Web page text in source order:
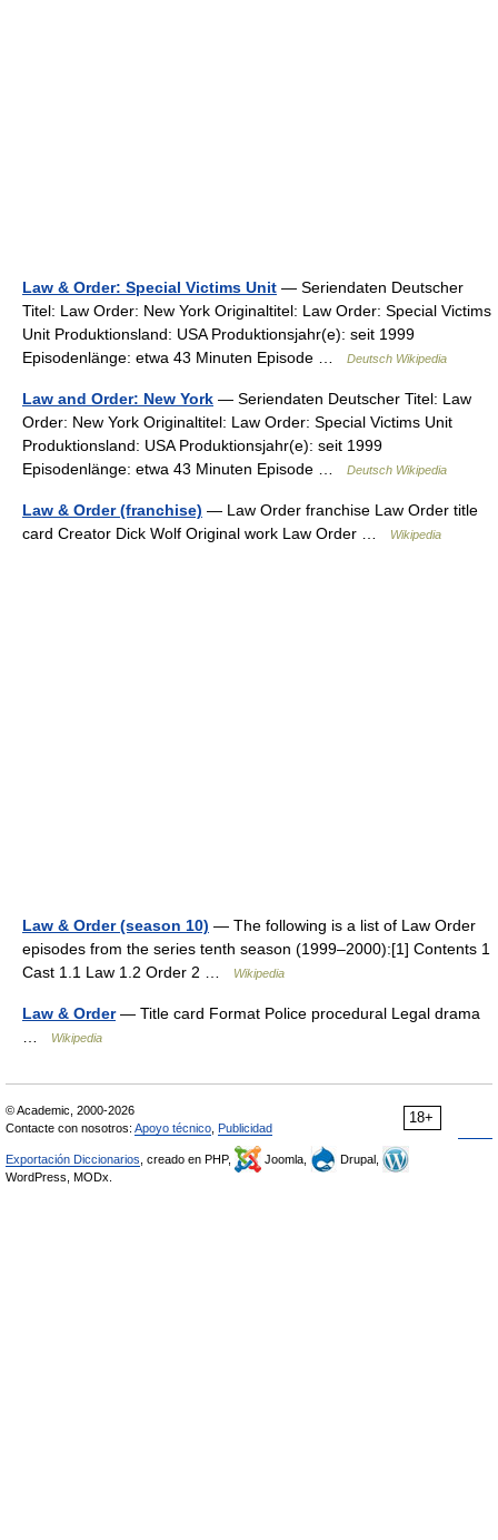
Law & Order: Special Victims Unit — Seriendaten Deutscher
Titel: Law Order: New York Originaltitel: Law Order: Special Victims
Unit Produktionsland: USA Produktionsjahr(e): seit 1999
Episodenlänge: etwa 43 Minuten Episode …
Deutsch Wikipedia
Law and Order: New York — Seriendaten Deutscher Titel: Law
Order: New York Originaltitel: Law Order: Special Victims Unit
Produktionsland: USA Produktionsjahr(e): seit 1999
Episodenlänge: etwa 43 Minuten Episode …
Deutsch Wikipedia
Law & Order (franchise) — Law Order franchise Law Order title
card Creator Dick Wolf Original work Law Order …
Wikipedia
Law & Order (season 10) — The following is a list of Law Order
episodes from the series tenth season (1999–2000):[1] Contents 1
Cast 1.1 Law 1.2 Order 2 …
Wikipedia
Law & Order— Title card Format Police procedural Legal drama
…
Wikipedia
18+
© Academic, 2000-2026
Contacte con nosotros: Apoyo técnico, Publicidad
Exportación Diccionarios, creado en PHP, Joomla,
Drupal,
WordPress, MODx.